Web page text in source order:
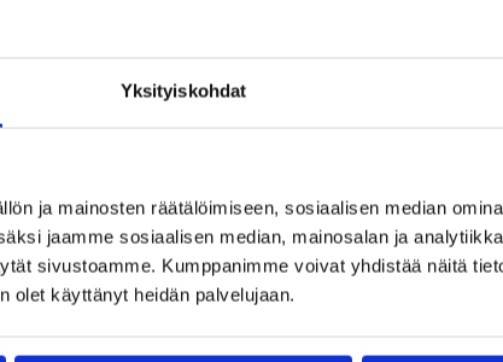
Yksityiskohdat
ja mainosten räätälöimiseen, sosiaalisen median
jaamme sosiaalisen median, mainosalan ja
sivustoamme. Kumppanimme voivat yhdistää näitä
olet käyttänyt heidän palvelujaan.
on yksittäisiä pelejä, sekä All Access -